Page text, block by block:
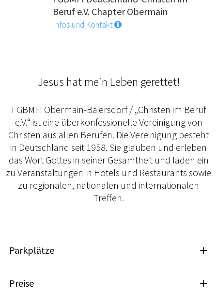
Beruf e.V. Chapter Obermain
Infos und Kontakt
Jesus hat mein Leben gerettet!
FGBMFI Obermain-Baiersdorf / „Christen im Beruf
e.V.“ ist eine überkonfessionelle Vereinigung von
Christen aus allen Berufen. Die Vereinigung besteht
in Deutschland seit 1958. Sie glauben und erleben
das Wort Gottes in seiner Gesamtheit und laden ein
zu Veranstaltungen in Hotels und Restaurants sowie
zu regionalen, nationalen und internationalen
Treffen.
Parkplätze
Preise